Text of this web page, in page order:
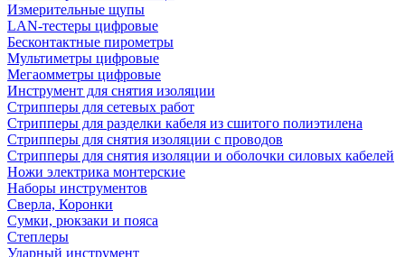
Измерительные щупы
LAN-тестеры цифровые
Бесконтактные пирометры
Мультиметры цифровые
Мегаомметры цифровые
Инструмент для снятия изоляции
Стрипперы для сетевых работ
Стрипперы для разделки кабеля из сшитого полиэтилена
Cтрипперы для снятия изоляции с проводов
Стрипперы для снятия изоляции и оболочки силовых кабелей
Ножи электрика монтерские
Наборы инструментов
Сверла, Коронки
Сумки, рюкзаки и пояса
Степлеры
Ударный инструмент